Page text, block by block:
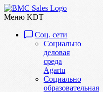
Меню KDT
Соц. сети
Социально
деловая
среда
Agartu
Социально
образовательная